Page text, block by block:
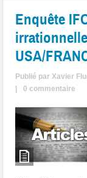
Enquête
USA/
Publié parXavier
0 commentaire